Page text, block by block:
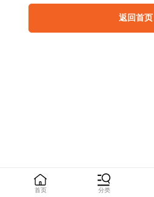
首页 分类
返回首页